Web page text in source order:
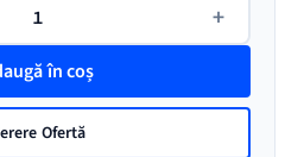
+
în coș
Ofertă